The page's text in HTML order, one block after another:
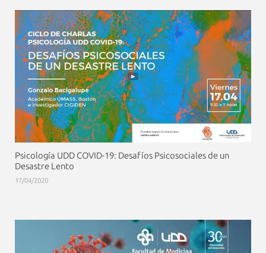
Psicología UDD COVID-19: Desafíos Psicosociales de un
Desastre Lento
17/04/2020